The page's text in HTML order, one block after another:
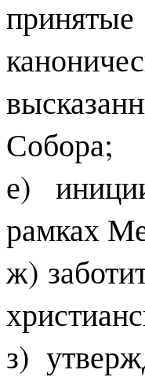
Собора;
е)
рамках
ж)
з)